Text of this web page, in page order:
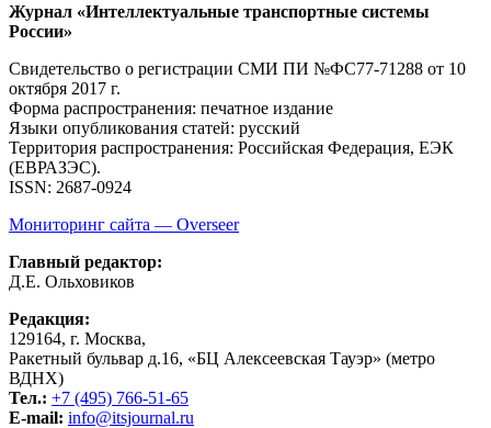
Журнал «Интеллектуальные транспортные системы
России»
Свидетельство о регистрации СМИ ПИ №ФС77-71288 от 10
октября 2017 г.
Форма распространения: печатное издание
Языки опубликования статей: русский
Территория распространения: Российская Федерация, ЕЭК
(ЕВРАЗЭС).
ISSN: 2687-0924
Мониторинг сайта — Overseer
Главный редактор:
Д.Е. Ольховиков
Редакция:
129164, г. Москва,
Ракетный бульвар д.16, «БЦ Алексеевская Тауэр» (метро
ВДНХ)
Тел.: +7 (495) 766-51-65
E-mail: info@itsjournal.ru